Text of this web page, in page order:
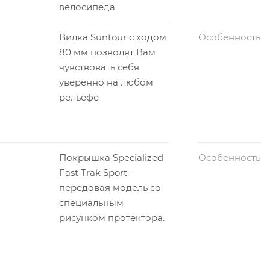
велосипеда
Вилка Suntour с ходом
80 мм позволят Вам
чувствовать себя
уверенно на любом
рельефе
Особенность
Покрышка Specialized
Fast Trak Sport –
передовая модель со
специальным
рисунком протектора.
Особенность